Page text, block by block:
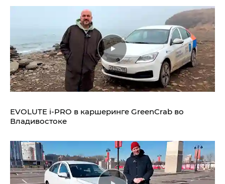
EVOLUTE i‑PRO в каршеринге GreenCrab во
Владивостоке